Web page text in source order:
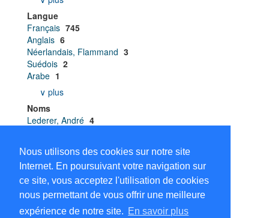
Nous utilisons des cookies sur notre site
Internet. En poursuivant votre navigation sur
ce site, vous acceptez l'utilisation de cookies
nous permettant de vous offrir une meilleure
expérience de notre site. En savoir plus
Langue
Français 745
Anglais 6
Néerlandais, Flammand 3
Suédois 2
Arabe 1
∨ plus
Noms
Lederer, André 4
Affaires indigènes et Main-d’œuvre . A.I.M.O.
Cahen, Lucien 2
∨ plus